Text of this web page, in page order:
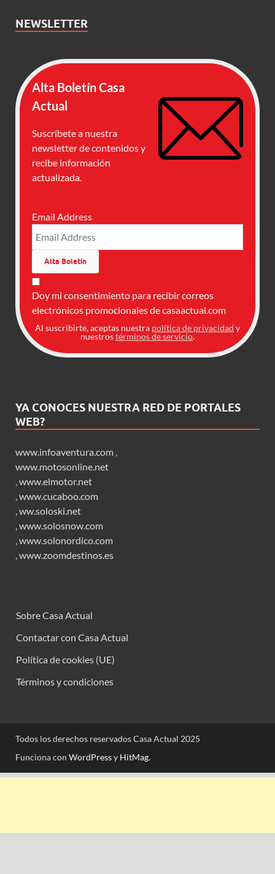
NEWSLETTER
Alta Boletín Casa
Actual
Suscríbete a nuestra
newsletter de contenidos y
recibe información
actualizada.
Email Address
Doy mi consentimiento para recibir correos
electrónicos promocionales de casaactual.com
Al suscribirte, aceptas nuestra política de privacidad y
nuestrostérminos de servicio.
YA CONOCES NUESTRA RED DE PORTALES
WEB?
www.infoaventura.com ,
www.motosonline.net
,www.elmotor.net
,www.cucaboo.com
,ww.soloski.net
,www.solosnow.com
,www.solonordico.com
,www.zoomdestinos.es
Sobre Casa Actual
Contactar con Casa Actual
Política de cookies (UE)
Términos y condiciones
Todos los derechos reservados Casa Actual 2025
Funciona con WordPressy HitMag.